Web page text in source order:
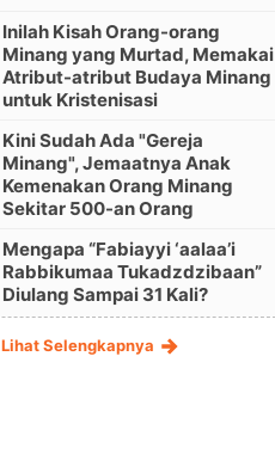
Inilah Kisah Orang-orang
Minang yang Murtad, Memakai
Atribut-atribut Budaya Minang
untuk Kristenisasi
Kini Sudah Ada "Gereja
Minang", Jemaatnya Anak
Kemenakan Orang Minang
Sekitar 500-an Orang
Mengapa “Fabiayyi ‘aalaa’i
Rabbikumaa Tukadzdzibaan”
Diulang Sampai 31 Kali?
Lihat Selengkapnya